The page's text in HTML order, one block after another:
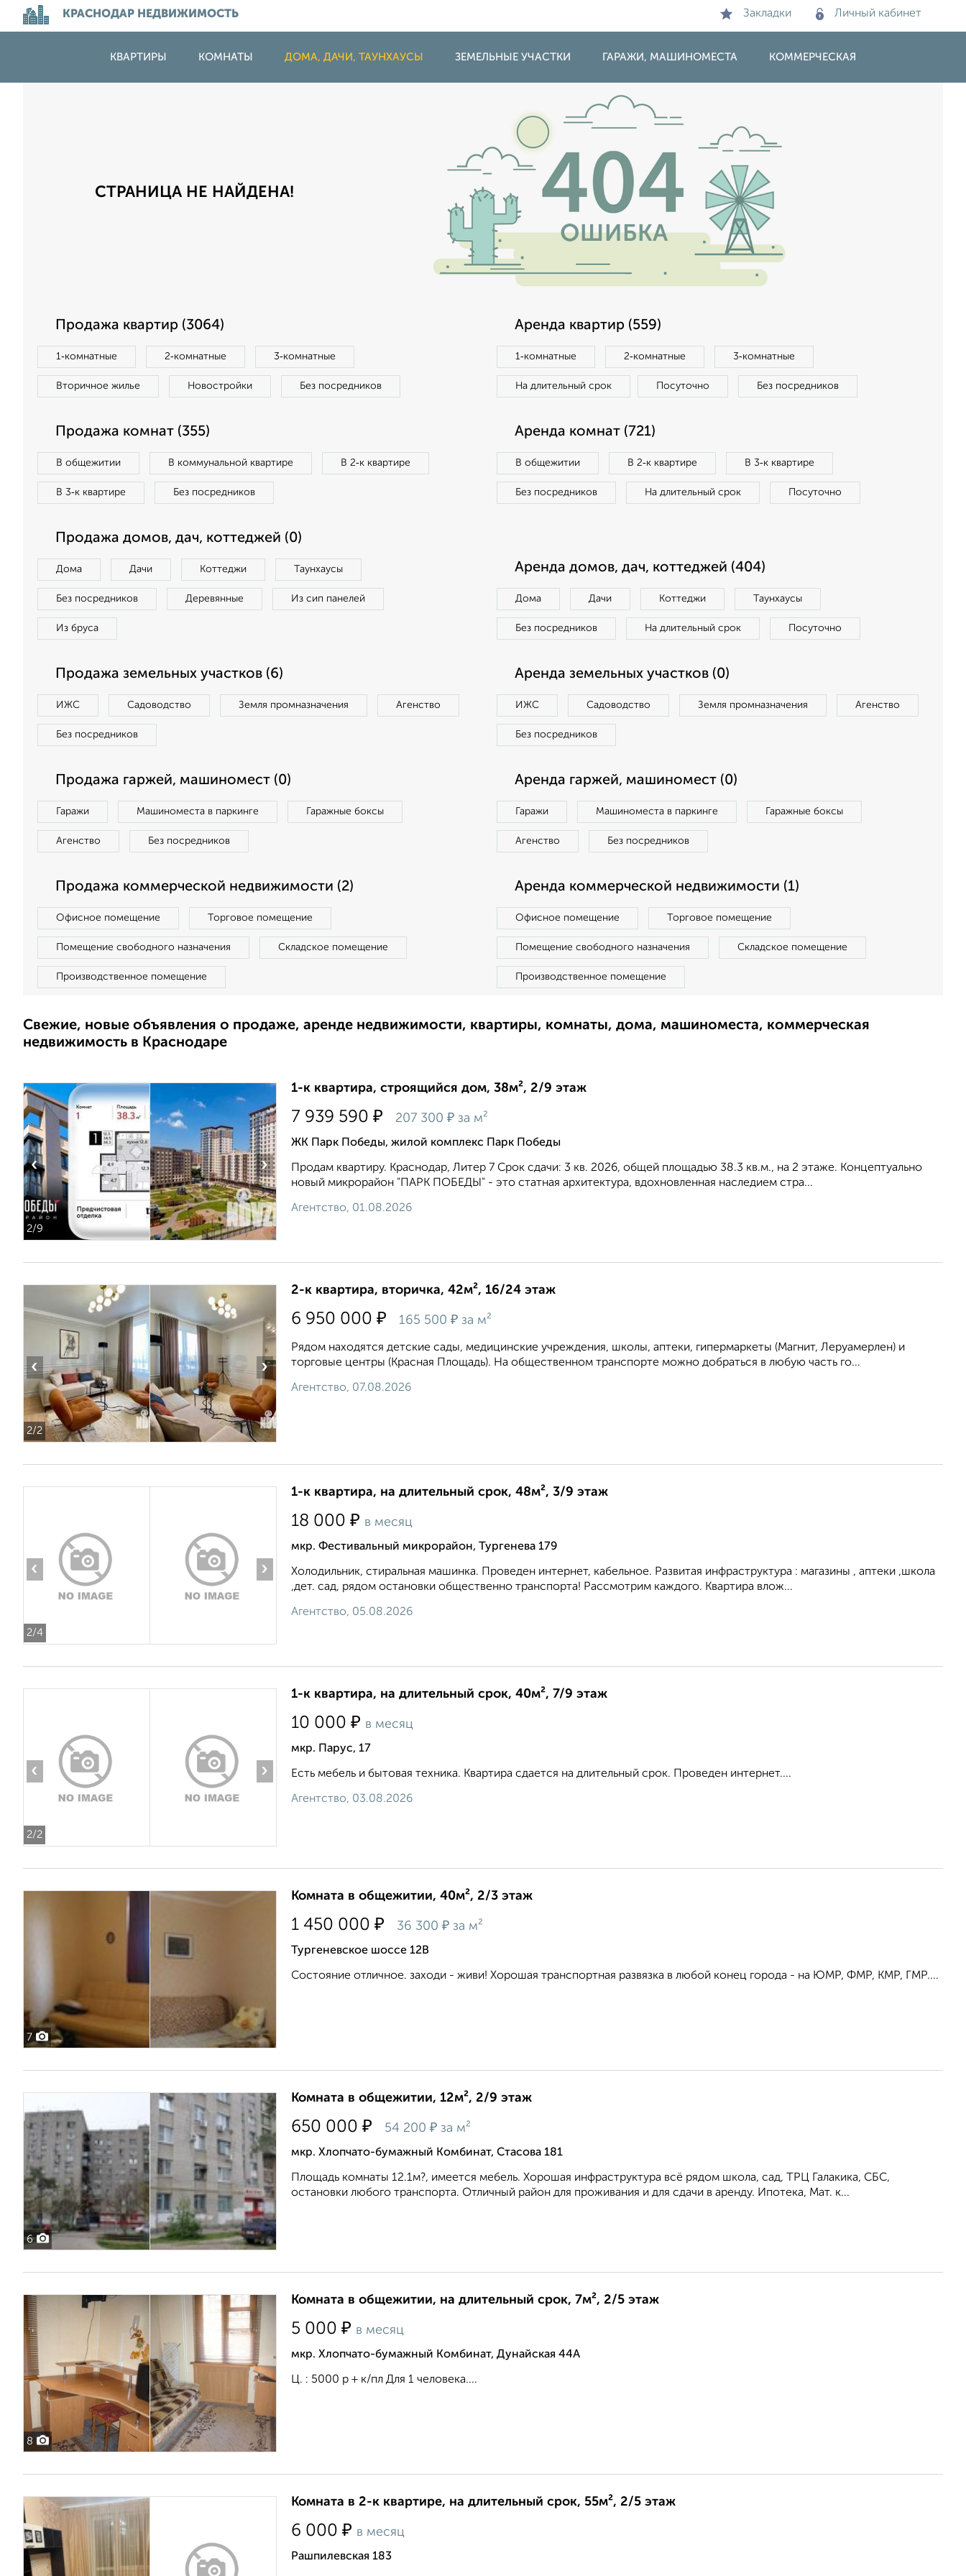
КРАСНОДАР НЕДВИЖИМОСТЬ Закладки Личный кабинет
КВАРТИРЫ КОМНАТЫ ДОМА, ДАЧИ, ТАУНХАУСЫ ЗЕМЕЛЬНЫЕ УЧАСТКИ ГАРАЖИ, МАШИНОМЕСТА КОММЕРЧЕСКАЯ
СТРАНИЦА НЕ НАЙДЕНА!
Продажа квартир (3064)
1‑комнатные 2‑комнатные 3‑комнатные
Вторичное жилье Новостройки Без посредников
Аренда квартир (559)
1‑комнатные 2‑комнатные 3‑комнатные
На длительный срок Посуточно Без посредников
Продажа комнат (355)
В общежитии В коммунальной квартире В 2‑к квартире
В 3‑к квартире Без посредников
Аренда комнат (721)
В общежитии В 2‑к квартире В 3‑к квартире
Без посредников На длительный срок Посуточно
Продажа домов, дач, коттеджей (0)
Дома Дачи Коттеджи Таунхаусы
Без посредников Деревянные Из сип панелей
Из бруса
Аренда домов, дач, коттеджей (404)
Дома Дачи Коттеджи Таунхаусы
Без посредников На длительный срок Посуточно
Продажа земельных участков (6)
ИЖС Садоводство Земля промназначения Агенство
Без посредников
Аренда земельных участков (0)
ИЖС Садоводство Земля промназначения Агенство
Без посредников
Продажа гаржей, машиномест (0)
Гаражи Машиноместа в паркинге Гаражные боксы
Агенство Без посредников
Аренда гаржей, машиномест (0)
Гаражи Машиноместа в паркинге Гаражные боксы
Агенство Без посредников
Продажа коммерческой недвижимости (2)
Офисное помещение Торговое помещение
Помещение свободного назначения Складское помещение
Производственное помещение
Аренда коммерческой недвижимости (1)
Офисное помещение Торговое помещение
Помещение свободного назначения Складское помещение
Производственное помещение
Свежие, новые объявления о продаже, аренде недвижимости, квартиры, комнаты, дома, машиноместа, коммерческая
недвижимость в Краснодаре
2/9
‹ ›
1-к квартира, строящийся дом, 38м², 2/9 этаж
7 939 590 ₽ 207 300 ₽ за м²
ЖК Парк Победы, жилой комплекс Парк Победы
Продам квартиру. Краснодар, Литер 7 Срок сдачи: 3 кв. 2026, общей площадью 38.3 кв.м., на 2 этаже. Концептуально
новый микрорайон "ПАРК ПОБЕДЫ" - это статная архитектура, вдохновленная наследием стра...
Агентство, 01.08.2026
2/2
‹ ›
2-к квартира, вторичка, 42м², 16/24 этаж
6 950 000 ₽ 165 500 ₽ за м²
Рядом находятся детские сады, медицинские учреждения, школы, аптеки, гипермаркеты (Магнит, Леруамерлен) и
торговые центры (Красная Площадь). На общественном транспорте можно добраться в любую часть го...
Агентство, 07.08.2026
2/4
‹ ›
1-к квартира, на длительный срок, 48м², 3/9 этаж
18 000 ₽ в месяц
мкр. Фестивальный микрорайон, Тургенева 179
Холодильник, стиральная машинка. Проведен интернет, кабельное. Развитая инфраструктура : магазины , аптеки ,школа
,дет. сад, рядом остановки общественно транспорта! Рассмотрим каждого. Квартира влож...
Агентство, 05.08.2026
2/2
‹ ›
1-к квартира, на длительный срок, 40м², 7/9 этаж
10 000 ₽ в месяц
мкр. Парус, 17
Есть мебель и бытовая техника. Квартира сдается на длительный срок. Проведен интернет....
Агентство, 03.08.2026
7
Комната в общежитии, 40м², 2/3 этаж
1 450 000 ₽ 36 300 ₽ за м²
Тургеневское шоссе 12В
Состояние отличное. заходи - живи! Хорошая транспортная развязка в любой конец города - на ЮМР, ФМР, КМР, ГМР....
6
Комната в общежитии, 12м², 2/9 этаж
650 000 ₽ 54 200 ₽ за м²
мкр. Хлопчато-бумажный Комбинат, Стасова 181
Площадь комнаты 12.1м?, имеется мебель. Хорошая инфраструктура всё рядом школа, сад, ТРЦ Галакика, СБС,
остановки любого транспорта. Отличный район для проживания и для сдачи в аренду. Ипотека, Мат. к...
8
Комната в общежитии, на длительный срок, 7м², 2/5 этаж
5 000 ₽ в месяц
мкр. Хлопчато-бумажный Комбинат, Дунайская 44А
Ц. : 5000 р + к/пл Для 1 человека....
Комната в 2-к квартире, на длительный срок, 55м², 2/5 этаж
6 000 ₽ в месяц
Рашпилевская 183